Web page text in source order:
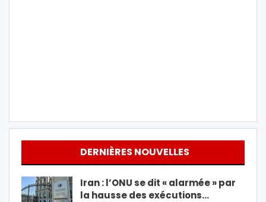
DERNIÈRES NOUVELLES
Iran : l’ONU se dit « alarmée » par
la hausse des exécutions…